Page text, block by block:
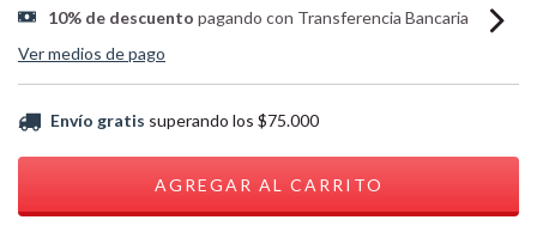
10% de descuento pagando con Transferencia Bancaria
Ver medios de pago
Envío gratis superando los $75.000